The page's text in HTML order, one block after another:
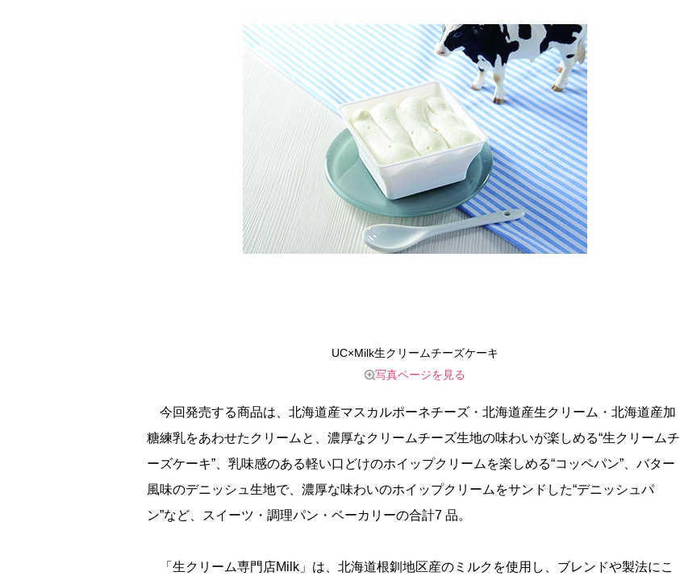
UC×Milk生クリームチーズケーキ
写真ページを見る
今回発売する商品は、北海道産マスカルポーネチーズ・北海道産生クリーム・北海道産加
糖練乳をあわせたクリームと、濃厚なクリームチーズ生地の味わいが楽しめる“生クリームチ
ーズケーキ”、乳味感のある軽い口どけのホイップクリームを楽しめる“コッペパン”、バター
風味のデニッシュ生地で、濃厚な味わいのホイップクリームをサンドした“デニッシュパ
ン”など、スイーツ・調理パン・ベーカリーの合計7 品。
「生クリーム専門店Milk」は、北海道根釧地区産のミルクを使用し、ブレンドや製法にこ